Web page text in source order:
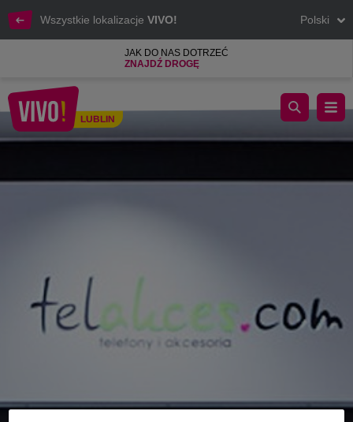
Wszystkie lokalizacje VIVO! Polski
JAK DO NAS DOTRZEĆ
ZNAJDŹ DROGĘ
LUBLIN
Telefony komórkowe, akcesoria, serwis